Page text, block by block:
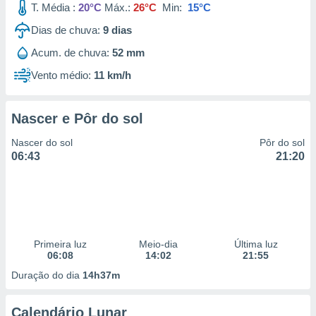
utilizar
criar
medir
da
de dados
e melhorar
T. Média : 20°C Máx.: 26°C Min: 15°C
Dias de chuva: 9 dias
Acum. de chuva: 52 mm
Vento médio: 11 km/h
Nascer e Pôr do sol
Nascer do sol
06:43
Pôr do sol
21:20
Primeira luz
06:08
Meio-dia
14:02
Última luz
21:55
Duração do dia 14h37m
Calendário Lunar